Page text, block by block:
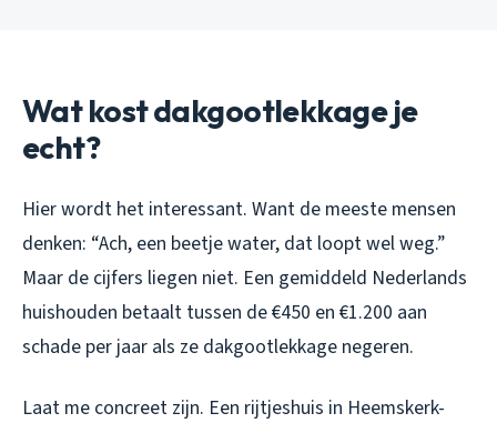
Wat kost dakgootlekkage je
echt?
Hier wordt het interessant. Want de meeste mensen
denken: “Ach, een beetje water, dat loopt wel weg.”
Maar de cijfers liegen niet. Een gemiddeld Nederlands
huishouden betaalt tussen de €450 en €1.200 aan
schade per jaar als ze dakgootlekkage negeren.
Laat me concreet zijn. Een rijtjeshuis in Heemskerk-